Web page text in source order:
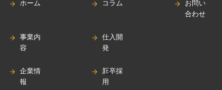
ホーム
事業内
容
企業情
報
コラム
仕入開
発
新卒採
用
お問い
合わせ